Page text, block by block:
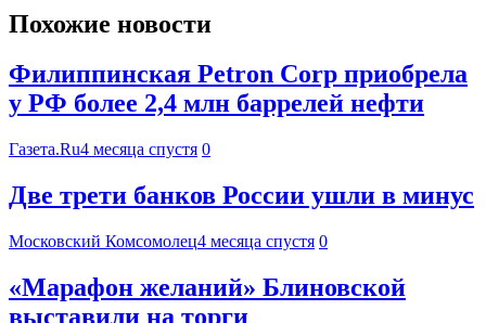
Похожие новости
Филиппинская Petron Corp приобрела
у РФ более 2,4 млн баррелей нефти
Газета.Ru4 месяца спустя 0
Две трети банков России ушли в минус
Московский Комсомолец4 месяца спустя 0
«Марафон желаний» Блиновской
выставили на торги